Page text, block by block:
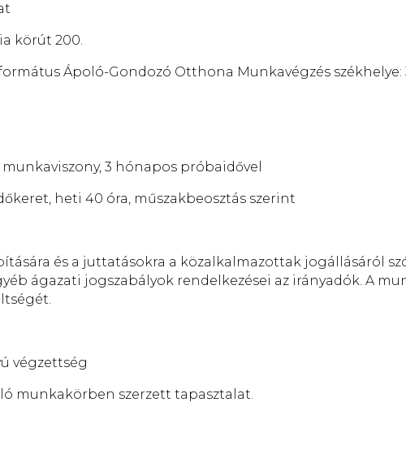
körút 200.
Ápoló-Gondozó Otthona Munkavégzés székhelye:
3 hónapos próbaidővel
heti 40 óra, műszakbeosztás szerint
és a juttatásokra a közalkalmazottak jogállásáról
ágazati jogszabályok rendelkezései az irányadók. A
végzettség
munkakörben szerzett tapasztalat.